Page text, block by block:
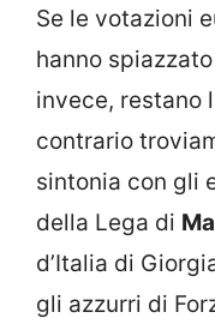
Se le votazioni
hanno
invece, restano
contrario
sintonia con gli
della Lega di
d’Italia di
gli azzurri di